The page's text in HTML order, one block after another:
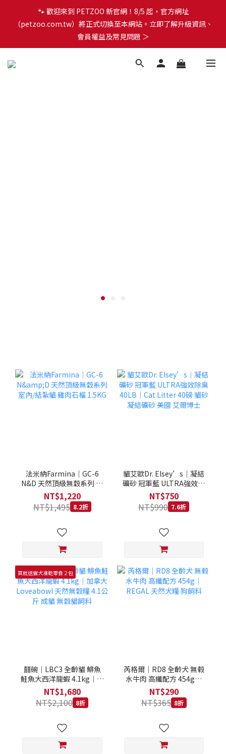
🐾 歡迎來到 PETZOO 新官網！8/5 起，官方網址
（petzoo.com.tw）將正式切換至本網站。立即了解升級資訊、
會員權益及常見問題 ＞
會員權益及常見問題 ＞
✨【新朋友見面禮】現在註冊即領 $100 購物金！全館滿 $1,500 享
免運優惠 🎁
法米納Farmina｜GC-6
N&D 天然頂級無穀系列 室
內/結紮貓 雞肉石榴 1.5KG
NT$1,220
NT$1,495 8.2折
貓艾歐Dr. Elsey’s｜凝結
礦砂 冠軍藍 ULTRA強效除
臭 40LB｜Cat Litter 40磅
士
NT$750
NT$990 7.6折
買就送貓犬凍乾零食２包
囍碗｜LBC3 全齡貓 鯡魚
鮭魚大西洋龍蝦 4.1kg｜加
拿大 Loveabowl 天然無穀
糧 4.1公斤 成貓 無穀貓飼
料
NT$1,680
NT$2,100 8折
芮格爾｜RD8 全齡犬 無榖
水牛肉 高纖配方 454g｜
REGAL 天然犬糧 狗飼料
NT$290
NT$365 8折